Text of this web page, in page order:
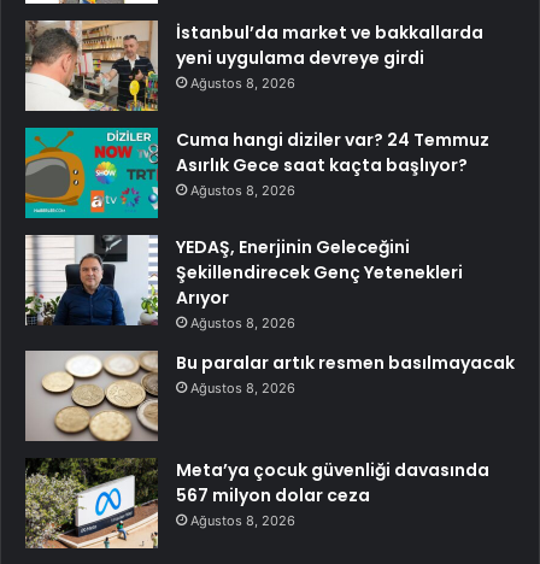
İstanbul’da market ve bakkallarda
yeni uygulama devreye girdi
Ağustos 8, 2026
Cuma hangi diziler var? 24 Temmuz
Asırlık Gece saat kaçta başlıyor?
Ağustos 8, 2026
YEDAŞ, Enerjinin Geleceğini
Şekillendirecek Genç Yetenekleri
Arıyor
Ağustos 8, 2026
Bu paralar artık resmen basılmayacak
Ağustos 8, 2026
Meta’ya çocuk güvenliği davasında
567 milyon dolar ceza
Ağustos 8, 2026